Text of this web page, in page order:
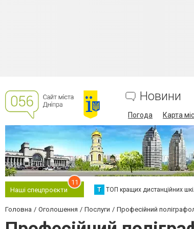
Новини
Погода Карта
Наші спецпроєкти
11
Т ТОП кращих дистанційних
Головна Оголошення Послуги Професійний